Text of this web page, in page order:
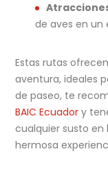
de aves en un
Estas rutas
aventura, ideales
de paseo, te
BAIC Ecuador y
cualquier susto
hermosa